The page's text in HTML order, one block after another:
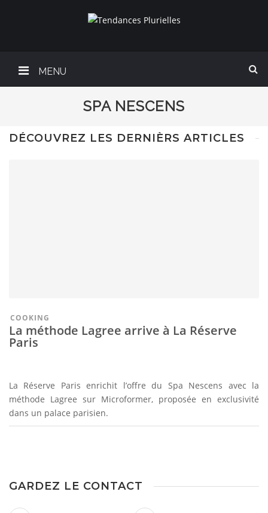
MENU
SPA NESCENS
DÉCOUVREZ LES DERNIÈRS ARTICLES
COOKING
La méthode Lagree arrive à La Réserve
Paris
La Réserve Paris enrichit l’offre du Spa Nescens avec la
méthode Lagree sur Microformer, proposée en exclusivité
dans un palace parisien.
GARDEZ LE CONTACT